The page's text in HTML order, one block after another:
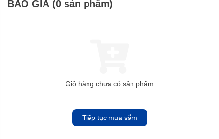
BÁO GIÁ (0 sản phẩm)
Giỏ hàng chưa có sản phẩm
Tiếp tục mua sắm